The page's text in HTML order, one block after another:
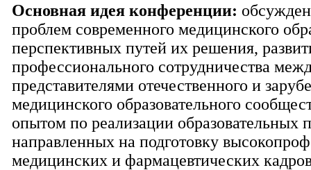
Основная идея конференции:
проблем современного медицинского
перспективных путей их решения,
профессионального сотрудничества
представителями отечественного и
медицинского образовательного
опытом по реализации образовательных
направленных на подготовку
медицинских и фармацевтических